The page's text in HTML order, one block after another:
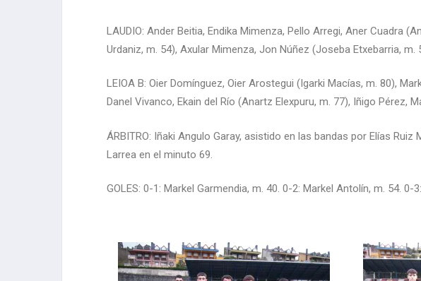
LAUDIO: Ander Beitia, Endika Mimenza, Pello Arregi, Aner Cuadra
Urdaniz, m. 54), Axular Mimenza, Jon Núñez (Joseba Etxebarria,
LEIOA B: Oier Domínguez, Oier Arostegui (Igarki Macías, m. 80),
Danel Vivanco, Ekain del Río (Anartz Elexpuru, m. 77), Iñigo Pérez,
ÁRBITRO: Iñaki Angulo Garay, asistido en las bandas por Elías
Larrea en el minuto 69.
GOLES: 0-1: Markel Garmendia, m. 40. 0-2: Markel Antolín, m. 54. 0-